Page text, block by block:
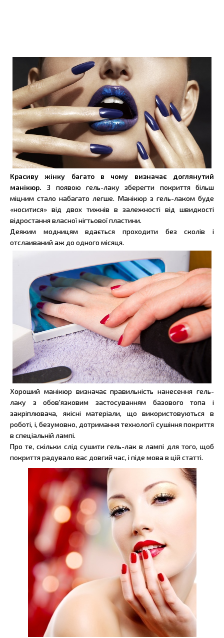
Красиву жінку багато в чому визначає доглянутий
манікюр. З появою гель-лаку зберегти покриття більш
міцним стало набагато легше. Манікюр з гель-лаком буде
«носитися» від двох тижнів в залежності від швидкості
відростання власної нігтьової пластини.
Деяким модницям вдається проходити без сколів і
отслаиваний аж до одного місяця.
Хороший манікюр визначає правильність нанесення гель-
лаку з обов'язковим застосуванням базового топа і
закріплювача, якісні матеріали, що використовуються в
роботі, і, безумовно, дотримання технології сушіння покриття
в спеціальній лампі.
Про те, скільки слід сушити гель-лак в лампі для того, щоб
покриття радувало вас довгий час, і піде мова в цій статті.